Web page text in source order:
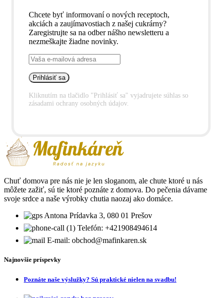
Chcete byť informovaní o nových receptoch,
akciách a zaujímavostiach z našej cukrárny?
Zaregistrujte sa na odber nášho newsletteru a
nezmeškajte žiadne novinky.
Kliknutím na tlačidlo "Prihlásiť sa" vyjadrujete súhlas so
zásadami ochrany osobných údajov.
Chuť domova pre nás nie je len sloganom, ale chute ktoré u nás
môžete zažiť, sú tie ktoré poznáte z domova. Do pečenia dávame
svoje srdce a naše výrobky chutia naozaj ako domáce.
Antona Prídavka 3, 080 01 Prešov
Telefón: +421908494614
E-mail: obchod@mafinkaren.sk
Najnovšie príspevky
Poznáte naše výslužky? Sú praktické nielen na svadbu!